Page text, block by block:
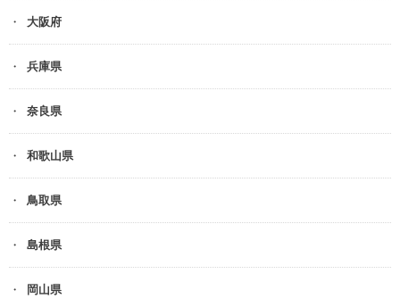
大阪府
兵庫県
奈良県
和歌山県
鳥取県
島根県
岡山県